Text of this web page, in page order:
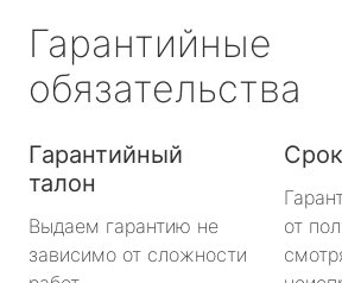
Гарантийные
обязательства
Гарантийный
талон
Выдаем гарантию не
зависимо от сложности
от